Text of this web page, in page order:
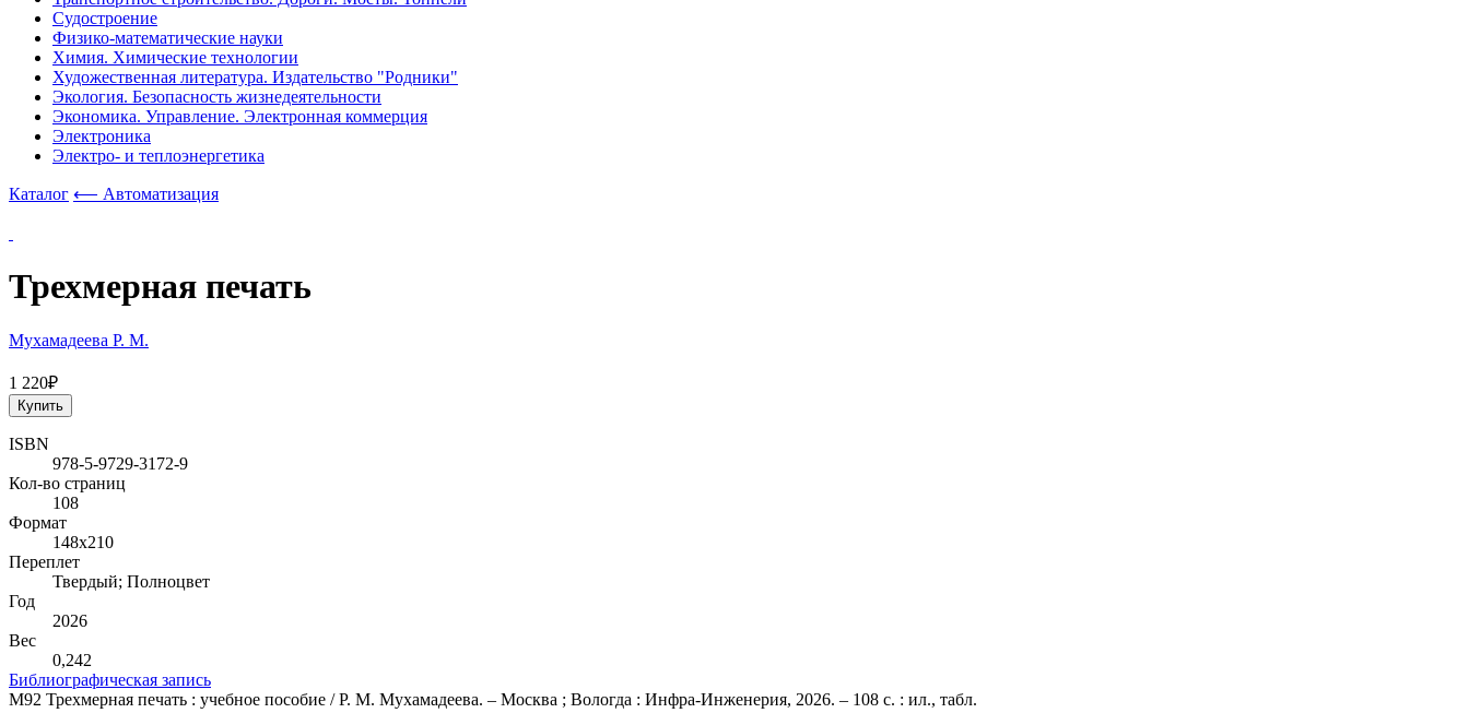
Судостроение
Физико-математические науки
Химия. Химические технологии
Художественная литература. Издательство "Родники"
Экология. Безопасность жизнедеятельности
Экономика. Управление. Электронная коммерция
Электроника
Электро- и теплоэнергетика
Каталог ⟵ Автоматизация
Трехмерная печать
Мухамадеева Р. М.
1 220₽
Купить
ISBN
978-5-9729-3172-9
Кол-во страниц
108
Формат
148х210
Переплет
Твердый; Полноцвет
Год
2026
Вес
0,242
Библиографическая запись
М92 Трехмерная печать : учебное пособие / Р. М. Мухамадеева. – Москва ; Вологда : Инфра-Инженерия, 2026. – 108 с. : ил., табл.